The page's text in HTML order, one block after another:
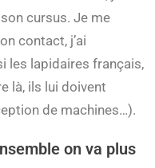
cursus. Je me
contact, j’ai
les lapidaires français,
là, ils lui doivent
de machines…).
on va plus